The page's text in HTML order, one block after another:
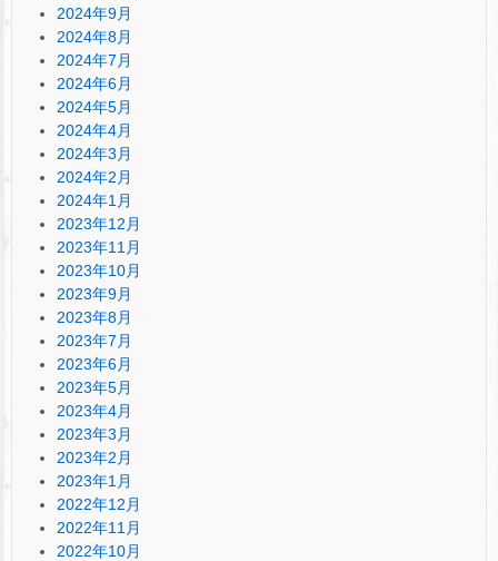
2024年9月
2024年8月
2024年7月
2024年6月
2024年5月
2024年4月
2024年3月
2024年2月
2024年1月
2023年12月
2023年11月
2023年10月
2023年9月
2023年8月
2023年7月
2023年6月
2023年5月
2023年4月
2023年3月
2023年2月
2023年1月
2022年12月
2022年11月
2022年10月